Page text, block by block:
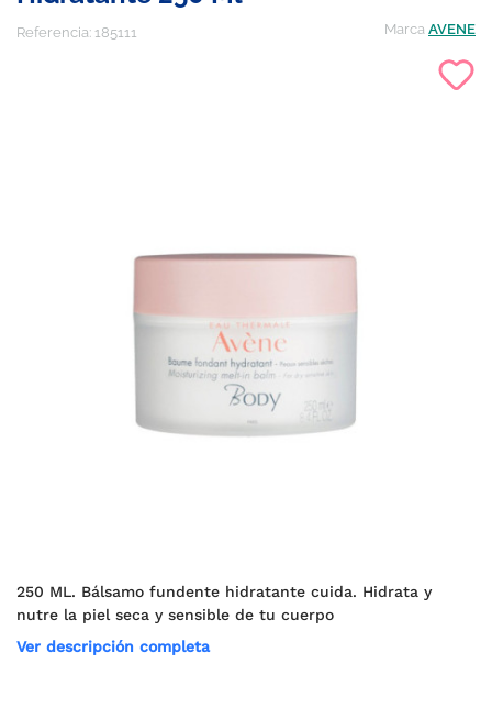
Referencia: 185111 Marca AVENE
250 ML. Bálsamo fundente hidratante cuida. Hidrata y
nutre la piel seca y sensible de tu cuerpo
Ver descripción completa